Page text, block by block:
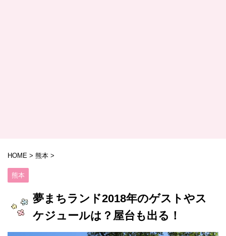
HOME > 熊本 >
熊本
夢まちランド2018年のゲストやス
ケジュールは？屋台も出る！